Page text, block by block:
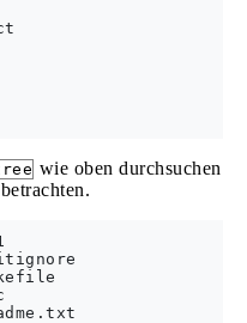
wie oben durchsuchen